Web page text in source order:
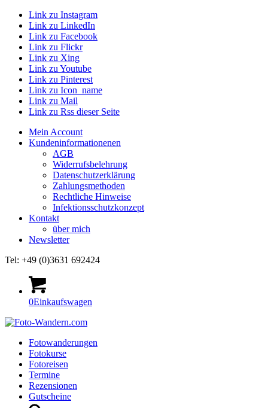
Link zu Instagram
Link zu LinkedIn
Link zu Facebook
Link zu Flickr
Link zu Xing
Link zu Youtube
Link zu Pinterest
Link zu Icon_name
Link zu Mail
Link zu Rss dieser Seite
Mein Account
Kundeninformationenen
AGB
Widerrufsbelehrung
Datenschutzerklärung
Zahlungsmethoden
Rechtliche Hinweise
Infektionsschutzkonzept
Kontakt
über mich
Newsletter
Tel: +49 (0)3631 692424
0Einkaufswagen
Fotowanderungen
Fotokurse
Fotoreisen
Termine
Rezensionen
Gutscheine